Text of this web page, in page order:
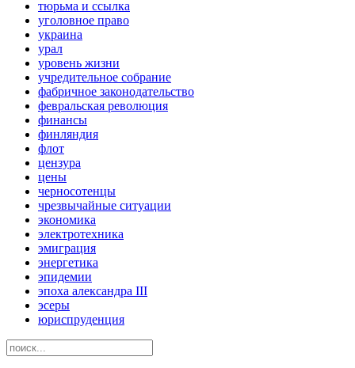
тюрьма и ссылка
уголовное право
украина
урал
уровень жизни
учредительное собрание
фабричное законодательство
февральская революция
финансы
финляндия
флот
цензура
цены
черносотенцы
чрезвычайные ситуации
экономика
электротехника
эмиграция
энергетика
эпидемии
эпоха александра III
эсеры
юриспруденция